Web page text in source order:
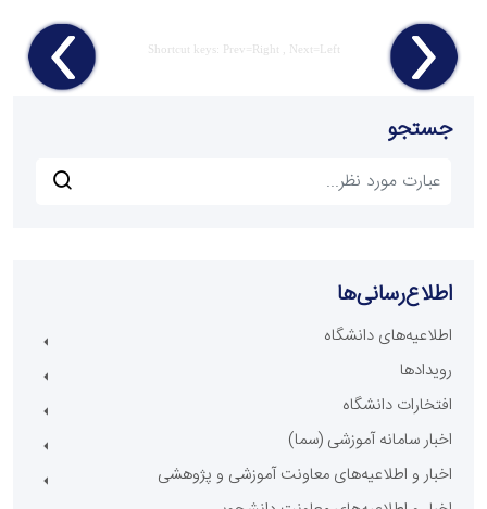
Shortcut keys: Prev=Right , Next=Left
جستجو
اطلاع‌رسانی‌ها
اطلاعیه‌های دانشگاه
رویدادها
افتخارات دانشگاه
اخبار سامانه آموزشی (سما)
اخبار و اطلاعیه‌های معاونت آموزشی و پژوهشی